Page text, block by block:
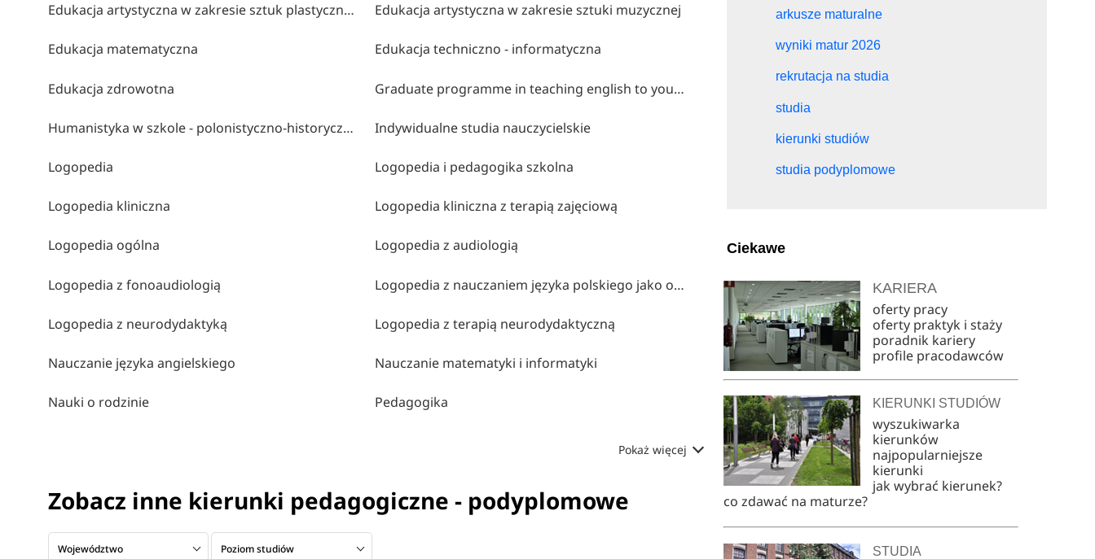
Edukacja artystyczna w zakresie sztuk plastycznych Edukacja artystyczna w zakresie sztuki muzycznej
Edukacja matematyczna Edukacja techniczno - informatyczna
Edukacja zdrowotna Graduate programme in teaching english to young learners
Humanistyka w szkole - polonistyczno-historyczne studia nauczycielskie Indywidualne studia nauczycielskie
Logopedia Logopedia i pedagogika szkolna
Logopedia kliniczna Logopedia kliniczna z terapią zajęciową
Logopedia ogólna Logopedia z audiologią
Logopedia z fonoaudiologią Logopedia z nauczaniem języka polskiego jako obcego
Logopedia z neurodydaktyką Logopedia z terapią neurodydaktyczną
Nauczanie języka angielskiego Nauczanie matematyki i informatyki
Nauki o rodzinie Pedagogika
Pokaż więcej
Zobacz inne kierunki pedagogiczne - podyplomowe
Województwo Poziom studiów
arkusze maturalne
wyniki matur 2026
rekrutacja na studia
studia
kierunki studiów
studia podyplomowe
Ciekawe
KARIERA
oferty pracy
oferty praktyk i staży
poradnik kariery
profile pracodawców
KIERUNKI STUDIÓW
wyszukiwarka
kierunków
najpopularniejsze
kierunki
jak wybrać kierunek?
co zdawać na maturze?
STUDIA